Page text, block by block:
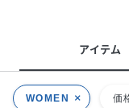
アイテム
WOMEN 価